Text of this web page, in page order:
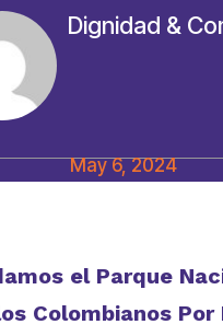
Dignidad &
May 6, 2024
el Parque
Colombianos